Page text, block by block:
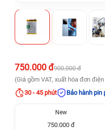
750.000 đ900.000 đ
(Giá gồm VAT, xuất hóa đơn
30 - 45 phút
Bảo hành pin
New
750.000 đ